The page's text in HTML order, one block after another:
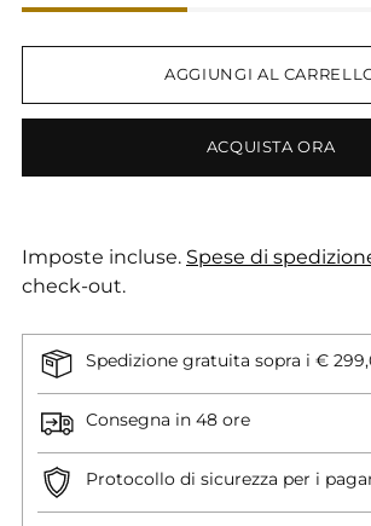
AGGIUNGI AL
ACQUISTA ORA
Imposte incluse. Spese di
check-out.
Spedizione gratuita sopra i €
Consegna in 48 ore
Protocollo di sicurezza per i